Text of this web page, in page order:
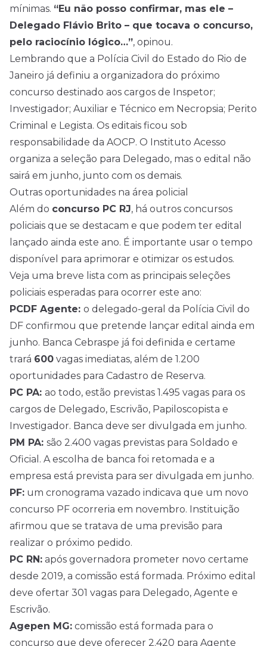
mínimas. “Eu não posso confirmar, mas ele –
Delegado Flávio Brito – que tocava o concurso,
pelo raciocínio lógico…”, opinou.
Lembrando que a Polícia Civil do Estado do Rio de
Janeiro já definiu a organizadora do próximo
concurso destinado aos cargos de Inspetor;
Investigador; Auxiliar e Técnico em Necropsia; Perito
Criminal e Legista. Os editais ficou sob
responsabilidade da AOCP. O Instituto Acesso
organiza a seleção para Delegado, mas o edital não
sairá em junho, junto com os demais.
Outras oportunidades na área policial
Além do concurso PC RJ, há outros concursos
policiais que se destacam e que podem ter edital
lançado ainda este ano. É importante usar o tempo
disponível para aprimorar e otimizar os estudos.
Veja uma breve lista com as principais seleções
policiais esperadas para ocorrer este ano:
PCDF Agente: o delegado-geral da Polícia Civil do
DF confirmou que pretende lançar edital ainda em
junho. Banca Cebraspe já foi definida e certame
trará 600 vagas imediatas, além de 1.200
oportunidades para Cadastro de Reserva.
PC PA: ao todo, estão previstas 1.495 vagas para os
cargos de Delegado, Escrivão, Papiloscopista e
Investigador. Banca deve ser divulgada em junho.
PM PA: são 2.400 vagas previstas para Soldado e
Oficial. A escolha de banca foi retomada e a
empresa está prevista para ser divulgada em junho.
PF: um cronograma vazado indicava que um novo
concurso PF ocorreria em novembro. Instituição
afirmou que se tratava de uma previsão para
realizar o próximo pedido.
PC RN: após governadora prometer novo certame
desde 2019, a comissão está formada. Próximo edital
deve ofertar 301 vagas para Delegado, Agente e
Escrivão.
Agepen MG: comissão está formada para o
concurso que deve oferecer 2.420 para Agente